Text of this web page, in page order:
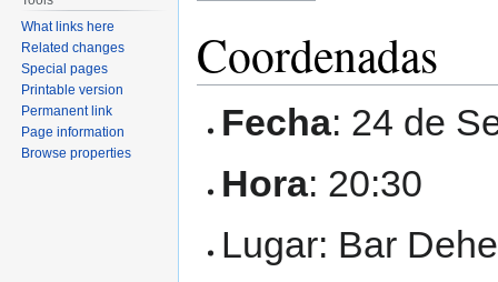
Coordenadas
Fecha: 24 de
Hora: 20:30
Lugar: Bar
What links here
Related changes
Special pages
Printable version
Permanent link
Page information
Browse properties